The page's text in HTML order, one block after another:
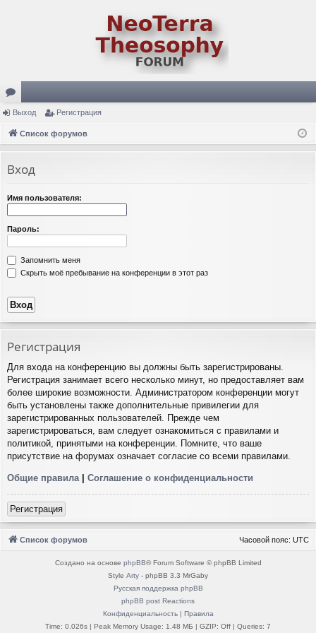
ор
ум
Выход Регистрация
Список форумов
Вход
Имя пользователя:
Пароль:
Запомнить меня
Скрыть моё пребывание на конференции в этот раз
Регистрация
Для входа на конференцию вы должны быть зарегистрированы.
Регистрация занимает всего несколько минут, но предоставляет вам
более широкие возможности. Администратором конференции могут
быть установлены также дополнительные привилегии для
зарегистрированных пользователей. Прежде чем
зарегистрироваться, вам следует ознакомиться с правилами и
политикой, принятыми на конференции. Помните, что ваше
присутствие на форумах означает согласие со всеми правилами.
Общие правила | Соглашение о конфиденциальности
Регистрация
Список форумов Часовой пояс: UTC
Создано на основе phpBB® Forum Software © phpBB Limited
Style Arty - phpBB 3.3 MrGaby
Русская поддержка phpBB
phpBB post Reactions
Конфиденциальность| Правила
Time: 0.026s | Peak Memory Usage: 1.48 МБ | GZIP: Off | Queries: 7